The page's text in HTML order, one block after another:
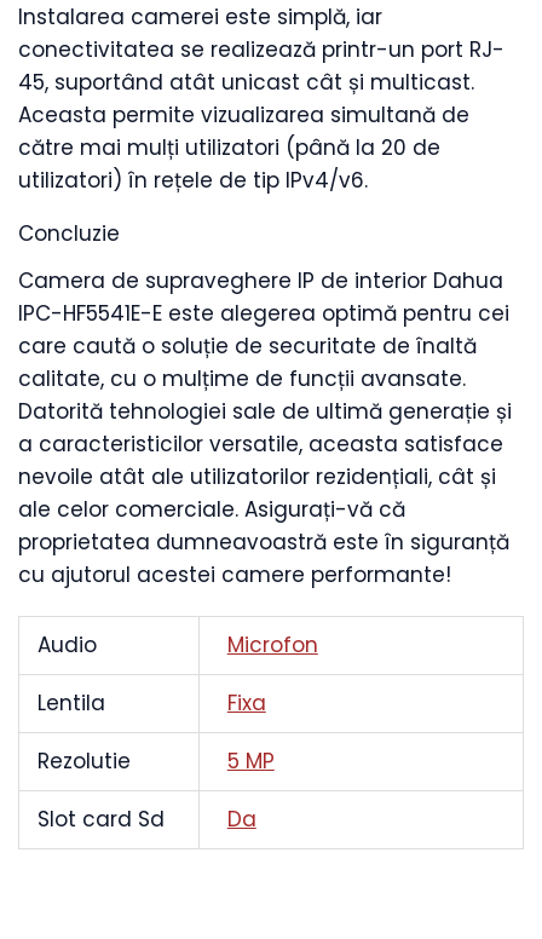
Instalarea camerei este simplă, iar
conectivitatea se realizează printr-un port RJ-
45, suportând atât unicast cât și multicast.
Aceasta permite vizualizarea simultană de
către mai mulți utilizatori (până la 20 de
utilizatori) în rețele de tip IPv4/v6.
Concluzie
Camera de supraveghere IP de interior Dahua
IPC-HF5541E-E este alegerea optimă pentru cei
care caută o soluție de securitate de înaltă
calitate, cu o mulțime de funcții avansate.
Datorită tehnologiei sale de ultimă generație și
a caracteristicilor versatile, aceasta satisface
nevoile atât ale utilizatorilor rezidențiali, cât și
ale celor comerciale. Asigurați-vă că
proprietatea dumneavoastră este în siguranță
cu ajutorul acestei camere performante!
Audio
Microfon
Lentila
Fixa
Rezolutie
5 MP
Slot card Sd
Da